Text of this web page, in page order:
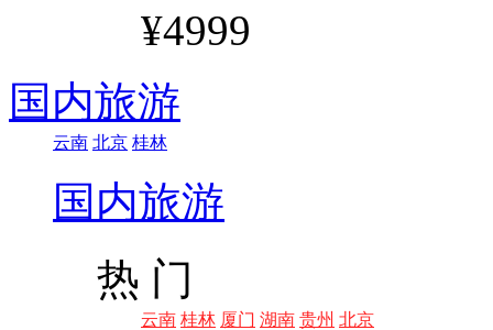
¥4999
国内旅游
云南 北京 桂林
国内旅游
热 门
云南 桂林 厦门 湖南 贵州 北京